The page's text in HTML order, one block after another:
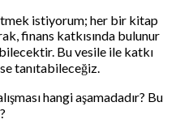
istiyorum; her bir kitap
finans katkısında bulunur
Bu vesile ile katkı
tanıtabileceğiz.
hangi aşamadadır? Bu